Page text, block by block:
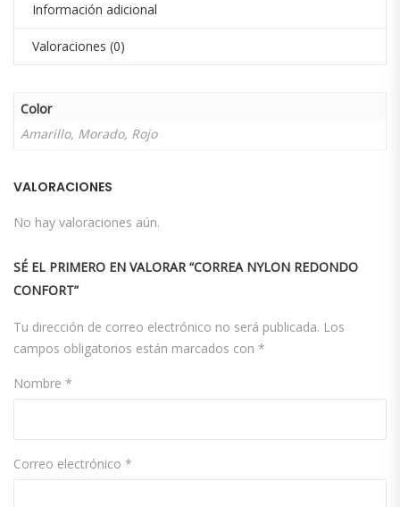
Información adicional
Valoraciones (0)
Color
Amarillo, Morado, Rojo
VALORACIONES
No hay valoraciones aún.
SÉ EL PRIMERO EN VALORAR “CORREA NYLON REDONDO
CONFORT”
Tu dirección de correo electrónico no será publicada. Los
campos obligatorios están marcados con *
Nombre *
Correo electrónico *